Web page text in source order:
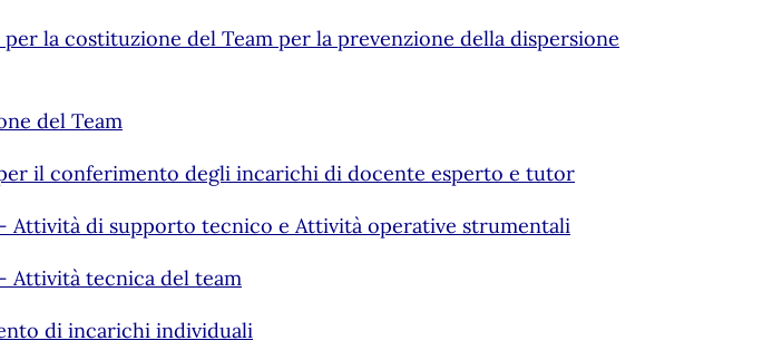
la costituzione del Team per la prevenzione della dispersione
del Team
il conferimento degli incarichi di docente esperto e tutor
Attività di supporto tecnico e Attività operative strumentali
Attività tecnica del team
di incarichi individuali